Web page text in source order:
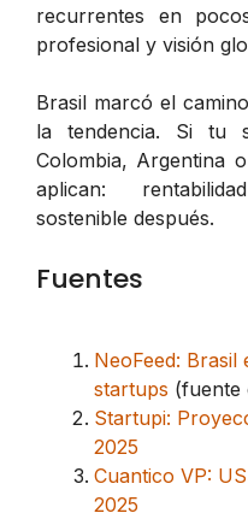
recurrentes en
profesional y visión
Brasil marcó el
la tendencia. Si tu
Colombia, Argentina
aplican:
sostenible después.
Fuentes
NeoFeed: Brasil
startups (fuente
Startupi:
2025
Cuantico VP:
2025